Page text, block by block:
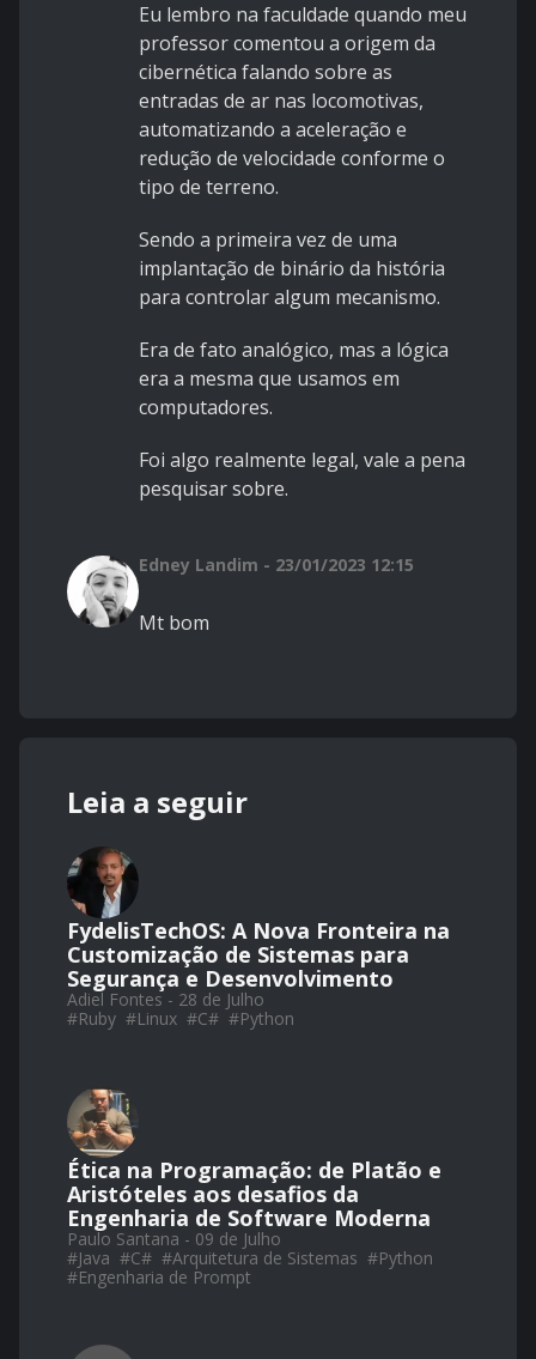
Eu lembro na faculdade quando meu
professor comentou a origem da
cibernética falando sobre as
entradas de ar nas locomotivas,
automatizando a aceleração e
redução de velocidade conforme o
tipo de terreno.
Sendo a primeira vez de uma
implantação de binário da história
para controlar algum mecanismo.
Era de fato analógico, mas a lógica
era a mesma que usamos em
computadores.
Foi algo realmente legal, vale a pena
pesquisar sobre.
Edney Landim - 23/01/2023 12:15
Mt bom
Leia a seguir
FydelisTechOS: A Nova Fronteira na
Customização de Sistemas para
Segurança e Desenvolvimento
Adiel Fontes - 28 de Julho
#Ruby #Linux #C# #Python
Ética na Programação: de Platão e
Aristóteles aos desafios da
Engenharia de Software Moderna
Paulo Santana - 09 de Julho
#Java #C# #Arquitetura de Sistemas #Python
#Engenharia de Prompt